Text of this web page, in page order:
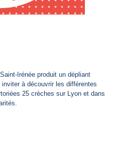
Irénée produit un dépliant
à découvrir les différentes
25 crèches sur Lyon et dans